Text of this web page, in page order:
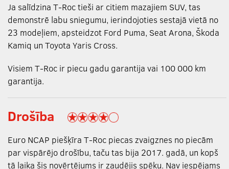
Ja salīdzina T-Roc tieši ar citiem mazajiem SUV, tas
demonstrē labu sniegumu, ierindojoties sestajā vietā no
23 modeļiem, apsteidzot Ford Puma, Seat Arona, Škoda
Kamiq un Toyota Yaris Cross.
Visiem T-Roc ir piecu gadu garantija vai 100 000 km
garantija.
Drošība
Euro NCAP piešķīra T-Roc piecas zvaigznes no piecām
par vispārējo drošību, taču tas bija 2017. gadā, un kopš
tā laika šis novērtējums ir zaudējis spēku. Nav iespējams